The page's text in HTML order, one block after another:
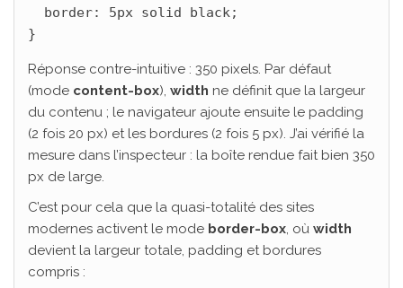
  border: 5px solid black;
}
Réponse contre-intuitive : 350 pixels. Par défaut
(mode content-box), width ne définit que la largeur
du contenu ; le navigateur ajoute ensuite le padding
(2 fois 20 px) et les bordures (2 fois 5 px). J’ai vérifié la
mesure dans l’inspecteur : la boîte rendue fait bien 350
px de large.
C’est pour cela que la quasi-totalité des sites
modernes activent le mode border-box, où width
devient la largeur totale, padding et bordures
compris :